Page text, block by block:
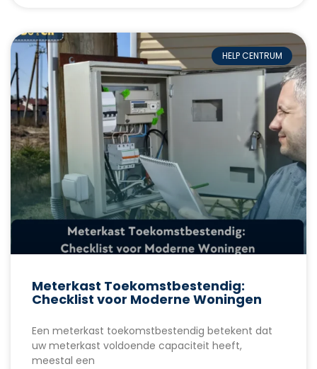
HELP CENTRUM
Meterkast Toekomstbestendig:
Checklist voor Moderne Woningen
Een meterkast toekomstbestendig betekent dat
uw meterkast voldoende capaciteit heeft,
meestal een